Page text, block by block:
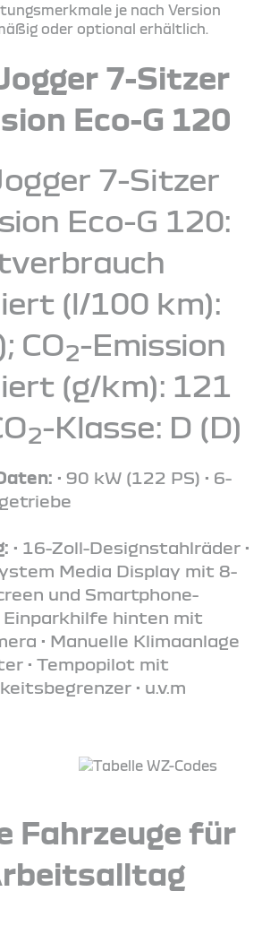
je nach Version
oder optional erhältlich.
7-Sitzer
Eco-G 120
7-Sitzer
Eco-G 120:
(l/100 km):
CO2-Emission
(g/km): 121
2-Klasse: D (D)
• 90 kW (122 PS) • 6-
• 16-Zoll-Designstahlräder •
Media Display mit 8-
und Smartphone-
Einparkhilfe hinten mit
• Manuelle Klimaanlage
• Tempopilot mit
• u.v.m
Fahrzeuge für